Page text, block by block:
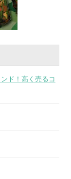
ド！高く売るコ